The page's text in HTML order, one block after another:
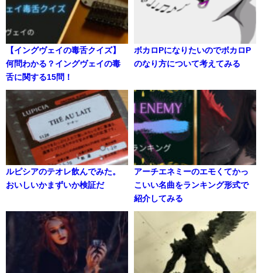
【イングヴェイの毒舌クイズ】
何問わかる？イングヴェイの毒
舌に関する15問！
ボカロPになりたいのでボカロP
のなり方について考えてみる
ルピシアのテオレ飲んでみた。
おいしいかまずいか検証だ
アーチエネミーのエモくてかっ
こいい名曲をランキング形式で
紹介してみる